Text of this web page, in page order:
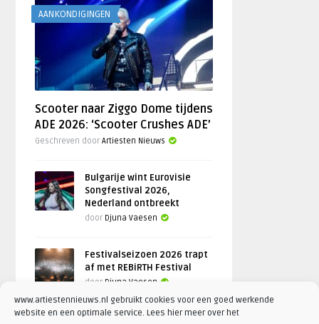
www.artiestennieuws.nl gebruikt cookies voor een goed werkende
website en een optimale service. Lees hier meer over het
AANKONDIGINGEN
Scooter naar Ziggo Dome tijdens
ADE 2026: ‘Scooter Crushes ADE’
Geschreven doorArtiesten Nieuws
Bulgarije wint Eurovisie
Songfestival 2026,
Nederland ontbreekt
door Djuna Vaesen
Festivalseizoen 2026 trapt
af met REBiRTH Festival
door Djuna Vaesen